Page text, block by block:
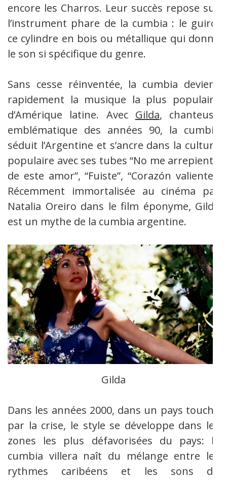
encore les Charros. Leur succès repose sur
l’instrument phare de la cumbia : le guiro,
ce cylindre en bois ou métallique qui donne
le son si spécifique du genre.
Sans cesse réinventée, la cumbia devient
rapidement la musique la plus populaire
d’Amérique latine. Avec Gilda, chanteuse
emblématique des années 90, la cumbia
séduit l’Argentine et s’ancre dans la culture
populaire avec ses tubes “No me arrepiento
de este amor”, “Fuiste”, “Corazón valiente”.
Récemment immortalisée au cinéma par
Natalia Oreiro dans le film éponyme, Gilda
est un mythe de la cumbia argentine.
Gilda
Dans les années 2000, dans un pays touché
par la crise, le style se développe dans les
zones les plus défavorisées du pays: la
cumbia villera naît du mélange entre les
rythmes caribéens et les sons du